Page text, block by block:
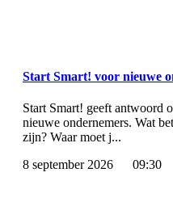
Start Smart! voor nieuwe
Start Smart! geeft antwoord
nieuwe ondernemers. Wat
zijn? Waar moet j...
8 september 2026
09:30